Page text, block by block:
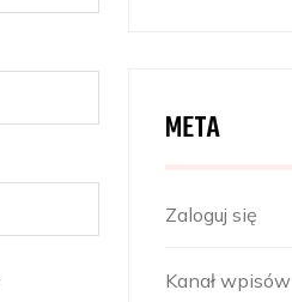
META
Zaloguj się
Kanał wpisów